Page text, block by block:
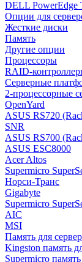
DELL PowerEdge
Опции для
Жесткие диски
Память
Другие опции
Процессоры
RAID-
Серверные
2-процессорные
OpenYard
ASUS RS720
SNR
ASUS RS700
ASUS ESC8000
Acer Altos
Supermicro
Норси-Транс
Gigabyte
Supermicro
AIC
MSI
Память для
Kingston память
Supermicro